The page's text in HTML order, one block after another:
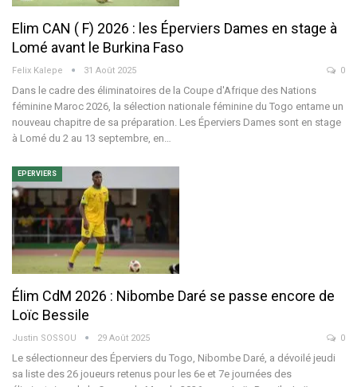
Elim CAN ( F) 2026 : les Éperviers Dames en stage à
Lomé avant le Burkina Faso
Felix Kalepe 31 Août 2025 0
Dans le cadre des éliminatoires de la Coupe d'Afrique des Nations
féminine Maroc 2026, la sélection nationale féminine du Togo entame un
nouveau chapitre de sa préparation. Les Éperviers Dames sont en stage
à Lomé du 2 au 13 septembre, en…
EPERVIERS
Élim CdM 2026 : Nibombe Daré se passe encore de
Loïc Bessile
Justin SOSSOU 29 Août 2025 0
Le sélectionneur des Éperviers du Togo, Nibombe Daré, a dévoilé jeudi
sa liste des 26 joueurs retenus pour les 6e et 7e journées des